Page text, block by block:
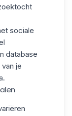
sociale
database
je